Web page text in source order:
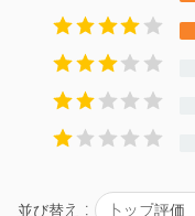
【商品サイズ】
W72×H83×9㎜
【全成分】
（A,B,C,D）タルク、
ヒマシ油、ラウリン酸